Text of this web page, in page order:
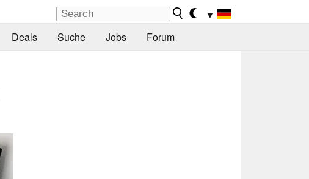
▼
Deals Suche Jobs Forum